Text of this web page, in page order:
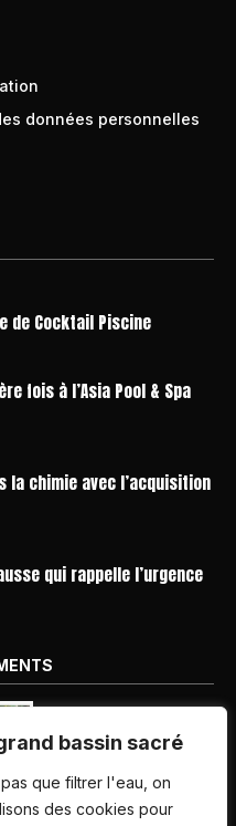
bassin sacré
que filtrer l'eau, on
des cookies pour
données personnelles
de Cocktail Piscine
fois à l’Asia Pool & Spa
la chimie avec l’acquisition
qui rappelle l’urgence